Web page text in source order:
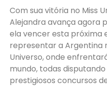
Com sua vitória no Miss
Alejandra avança agora
ela vencer esta próxima
representar a Argentina
Universo, onde
mundo, todas
prestigiosos concursos